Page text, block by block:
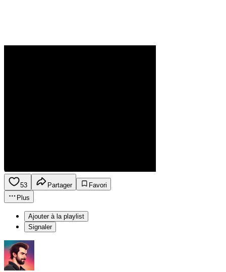
53 Partager
Favori
Plus
Ajouter à la playlist
Signaler